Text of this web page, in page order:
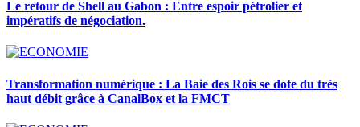
Le retour de Shell au Gabon : Entre espoir pétrolier et
impératifs de négociation.
Transformation numérique : La Baie des Rois se dote du très
haut débit grâce à CanalBox et la FMCT